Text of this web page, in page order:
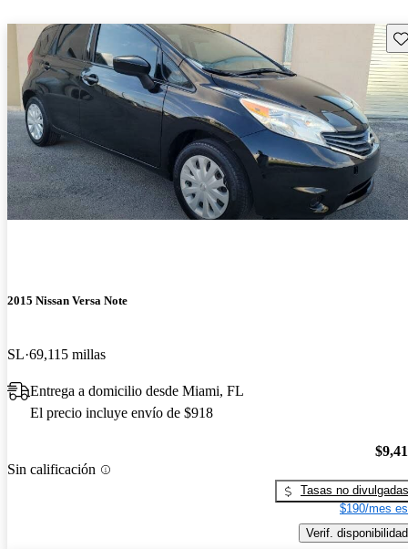
2015 Nissan Versa Note
SL 69,115 millas
Entrega a domicilio desde Miami, FL
El precio incluye envío de $918
Sin calificación
Tasas no divulgadas
$190/mes
Verif. disponibilidad